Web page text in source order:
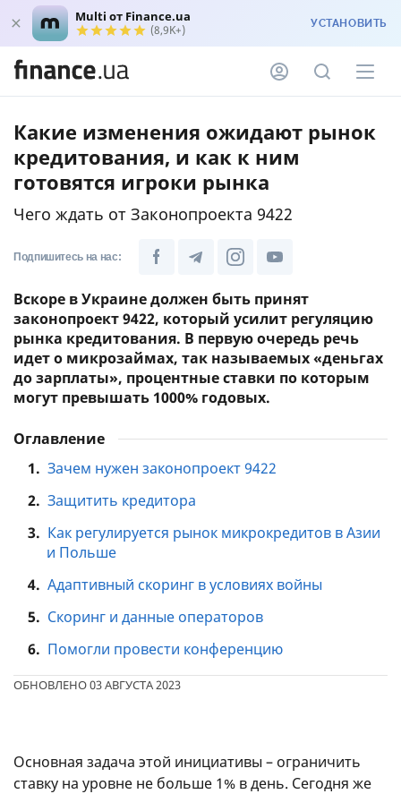
Multi от Finance.ua
(8,9K+) УСТАНОВИТЬ
Какие изменения ожидают рынок
кредитования, и как к ним
готовятся игроки рынка
Чего ждать от Законопроекта 9422
Подпишитесь на нас:
Вскоре в Украине должен быть принят
законопроект 9422, который усилит регуляцию
рынка кредитования. В первую очередь речь
идет о микрозаймах, так называемых «деньгах
до зарплаты», процентные ставки по которым
могут превышать 1000% годовых.
Оглавление
1. Зачем нужен законопроект 9422
2. Защитить кредитора
3. Как регулируется рынок микрокредитов в Азии
и Польше
4. Адаптивный скоринг в условиях войны
5. Скоринг и данные операторов
6. Помогли провести конференцию
ОБНОВЛЕНО 03 АВГУСТА 2023
Основная задача этой инициативы – ограничить
ставку на уровне не больше 1% в день. Сегодня же